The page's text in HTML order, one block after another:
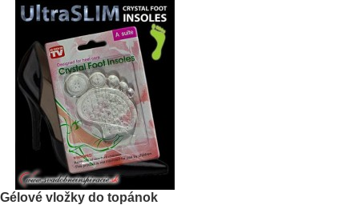
Gélové vložky do topánok